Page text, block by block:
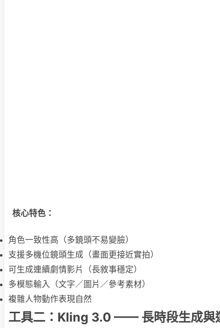
核心特色：
角色一致性高（多鏡頭不易變臉）
支援多機位鏡頭生成（畫面更接近實拍）
可生成連續劇情影片（長敘事穩定）
多模態輸入（文字／圖片／參考素材）
複雜人物動作表現自然
工具二：Kling 3.0 —— 長時段生成與